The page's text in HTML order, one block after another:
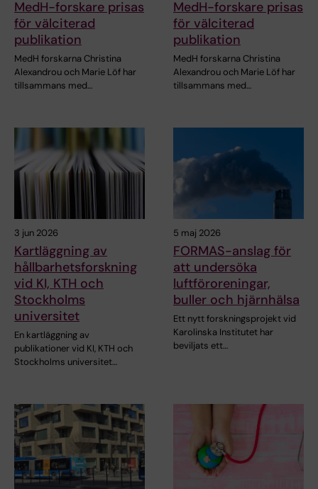
MedH-forskare prisas
för välciterad
publikation
MedH forskarna Christina
Alexandrou och Marie Löf har
tillsammans med…
MedH-forskare prisas
för välciterad
publikation
MedH forskarna Christina
Alexandrou och Marie Löf har
tillsammans med…
3 jun 2026
Kartläggning av
hållbarhetsforskning
vid KI, KTH och
Stockholms
universitet
En kartläggning av
publikationer vid KI, KTH och
Stockholms universitet…
5 maj 2026
FORMAS-anslag för
att undersöka
luftföroreningar,
buller och hjärnhälsa
Ett nytt forskningsprojekt vid
Karolinska Institutet har
beviljats ett…